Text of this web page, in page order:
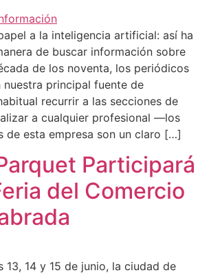
a la inteligencia artificial: así ha
de buscar información sobre
de los noventa, los periódicos
principal fuente de
recurrir a las secciones de
a cualquier profesional —los
de esta empresa son un claro […]
Participará
del Comercio
13, 14 y 15 de junio, la ciudad de